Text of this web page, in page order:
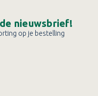
nieuwsbrief!
op je bestelling